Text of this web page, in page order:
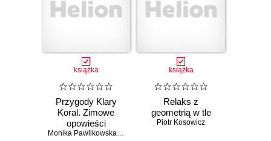
książka
Przygody Klary
Koral. Zimowe
opowieści
logopedyczne Monika Pawlikowska
,Monika Ignasiak
książka
Relaks z
geometrią w tle
Piotr Kosowicz